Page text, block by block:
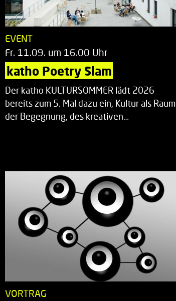
EVENT
Fr. 11.09. um 16.00 Uhr
katho Poetry Slam
Der katho KULTURSOMMER lädt 2026
bereits zum 5. Mal dazu ein, Kultur als Raum
der Begegnung, des kreativen…
VORTRAG